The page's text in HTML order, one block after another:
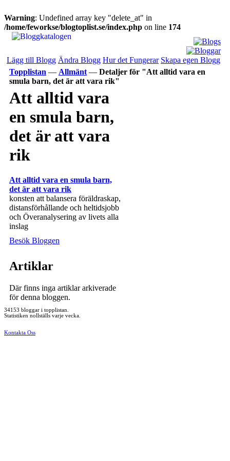
Warning: Undefined array key "delete_at" in
/home/feworkse/blogtoplist.se/index.php on line 174
Lägg till Blogg Ändra Blogg Hur det Fungerar Skapa egen Blogg
Topplistan — Allmänt — Detaljer för "Att alltid vara en
smula barn, det är att vara rik"
Att alltid vara
en smula barn,
det är att vara
rik
Att alltid vara en smula barn,
det är att vara rik
konsten att balansera föräldraskap,
distansförhållande och heltidsjobb
och Överanalysering av livets alla
inslag
Besök Bloggen
Artiklar
Där finns inga artiklar arkiverade
för denna bloggen.
34153 bloggar i topplistan.
Statistiken nollställs varje vecka.
Kontakta Oss